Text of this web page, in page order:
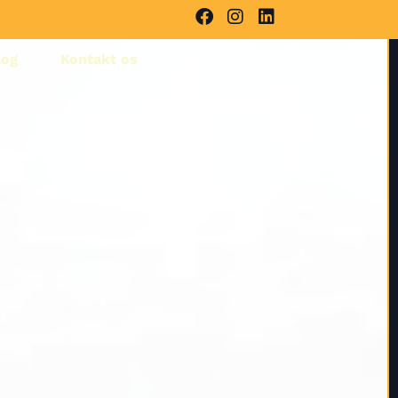
Kontakt os